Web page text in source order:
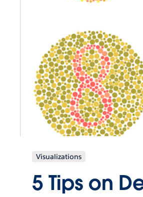
Visualizations
5 Tips on